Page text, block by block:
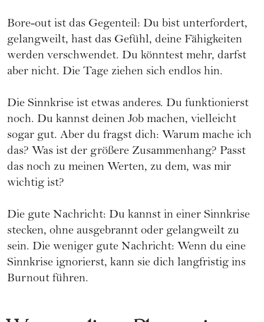
Bore-out ist das Gegenteil: Du bist unterfordert,
gelangweilt, hast das Gefühl, deine Fähigkeiten
werden verschwendet. Du könntest mehr, darfst
aber nicht. Die Tage ziehen sich endlos hin.
Die Sinnkrise ist etwas anderes. Du funktionierst
noch. Du kannst deinen Job machen, vielleicht
sogar gut. Aber du fragst dich: Warum mache ich
das? Was ist der größere Zusammenhang? Passt
das noch zu meinen Werten, zu dem, was mir
wichtig ist?
Die gute Nachricht: Du kannst in einer Sinnkrise
stecken, ohne ausgebrannt oder gelangweilt zu
sein. Die weniger gute Nachricht: Wenn du eine
Sinnkrise ignorierst, kann sie dich langfristig ins
Burnout führen.